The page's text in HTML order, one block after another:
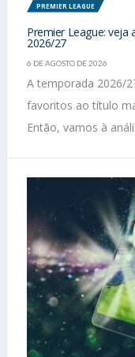
PREMIER LEAGUE
Premier League:
2026/27
6 DE AGOSTO DE 2026
A temporada 2026/
favoritos ao título
Então, vamos à